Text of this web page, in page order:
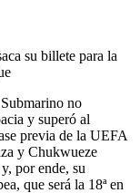
su billete para la
no
y superó al
previa de la UEFA
y Chukwueze
por ende, su
que será la 18ª en